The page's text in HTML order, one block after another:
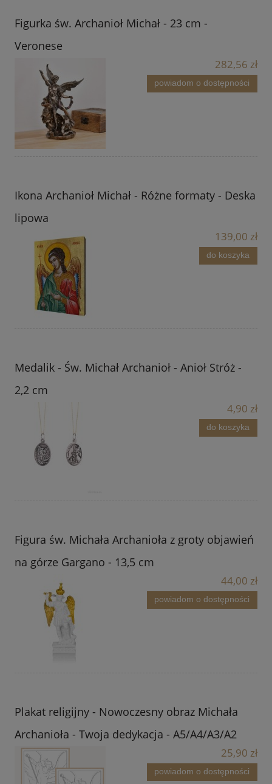
Figurka św. Archanioł Michał - 23 cm -
Veronese
282,56 zł
powiadom o dostępności
Ikona Archanioł Michał - Różne formaty - Deska
lipowa
139,00 zł
do koszyka
Medalik - Św. Michał Archanioł - Anioł Stróż -
2,2 cm
4,90 zł
do koszyka
Figura św. Michała Archanioła z groty objawień
na górze Gargano - 13,5 cm
44,00 zł
powiadom o dostępności
Plakat religijny - Nowoczesny obraz Michała
Archanioła - Twoja dedykacja - A5/A4/A3/A2
25,90 zł
powiadom o dostępności